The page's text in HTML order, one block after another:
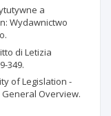
a
Wydawnictwo
di Letizia
349.
of Legislation -
Overview.